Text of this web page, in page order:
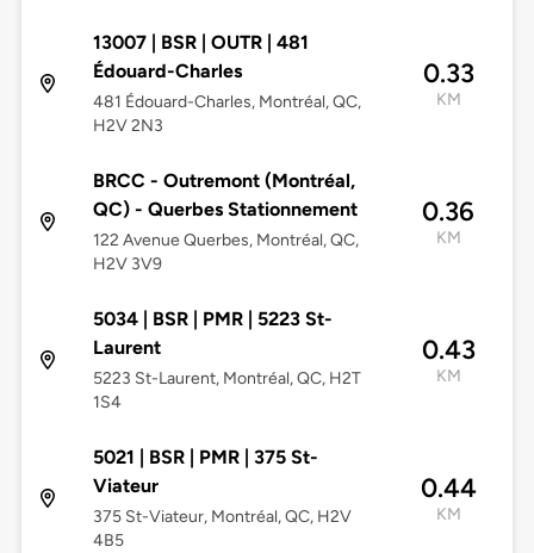
13007 | BSR | OUTR | 481
Édouard-Charles
481 Édouard-Charles, Montréal, QC,
H2V 2N3
0.33
KM
BRCC - Outremont (Montréal,
QC) - Querbes Stationnement
122 Avenue Querbes, Montréal, QC,
H2V 3V9
0.36
KM
5034 | BSR | PMR | 5223 St-
Laurent
5223 St-Laurent, Montréal, QC, H2T
1S4
0.43
KM
5021 | BSR | PMR | 375 St-
Viateur
375 St-Viateur, Montréal, QC, H2V
4B5
0.44
KM